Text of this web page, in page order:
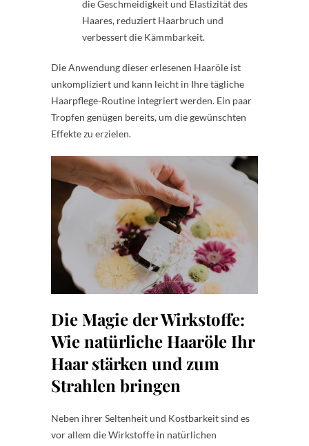
die Geschmeidigkeit und Elastizität des
Haares, reduziert Haarbruch und
verbessert die Kämmbarkeit.
Die Anwendung dieser erlesenen Haaröle ist
unkompliziert und kann leicht in Ihre tägliche
Haarpflege-Routine integriert werden. Ein paar
Tropfen genügen bereits, um die gewünschten
Effekte zu erzielen.
Die Magie der Wirkstoffe:
Wie natürliche Haaröle Ihr
Haar stärken und zum
Strahlen bringen
Neben ihrer Seltenheit und Kostbarkeit sind es
vor allem die Wirkstoffe in natürlichen